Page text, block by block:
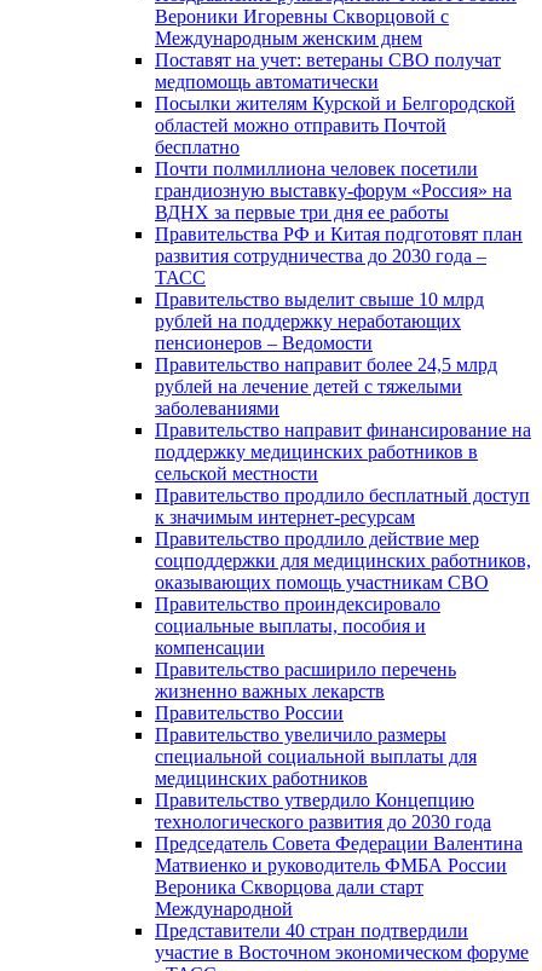
Вероники Игоревны Скворцовой с
Международным женским днем
Поставят на учет: ветераны СВО получат
медпомощь автоматически
Посылки жителям Курской и Белгородской
областей можно отправить Почтой
бесплатно
Почти полмиллиона человек посетили
грандиозную выставку-форум «Россия» на
ВДНХ за первые три дня ее работы
Правительства РФ и Китая подготовят план
развития сотрудничества до 2030 года –
ТАСС
Правительство выделит свыше 10 млрд
рублей на поддержку неработающих
пенсионеров – Ведомости
Правительство направит более 24,5 млрд
рублей на лечение детей с тяжелыми
заболеваниями
Правительство направит финансирование на
поддержку медицинских работников в
сельской местности
Правительство продлило бесплатный доступ
к значимым интернет-ресурсам
Правительство продлило действие мер
соцподдержки для медицинских работников,
оказывающих помощь участникам СВО
Правительство проиндексировало
социальные выплаты, пособия и
компенсации
Правительство расширило перечень
жизненно важных лекарств
Правительство России
Правительство увеличило размеры
специальной социальной выплаты для
медицинских работников
Правительство утвердило Концепцию
технологического развития до 2030 года
Председатель Совета Федерации Валентина
Матвиенко и руководитель ФМБА России
Вероника Скворцова дали старт
Международной
Представители 40 стран подтвердили
участие в Восточном экономическом форуме